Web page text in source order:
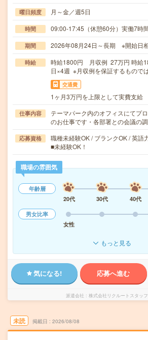
曜日頻度 月～金／週5日
時間 09:00-17:45（休憩60分）実働7時
期間 2026年08月24日～長期 ※開始日
時給
時給1800円 月収例 27万円 時給
日×4週 ※月収例を保証するもので
交通費
1ヶ月3万円を上限として実費支給
仕事内容
テーマパーク内のオフィスにてプ
のお仕事です・各部署との会議の
応募資格
職種未経験OK / ブランクOK / 英語
■未経験OK！
職場の雰囲気
年齢層
20代
30代 40代
男女比率
女性
もっと見る
気になる! 応募へ進む
派遣会社 株式会社リクルートスタッ
未読 掲載日 2026/08/08